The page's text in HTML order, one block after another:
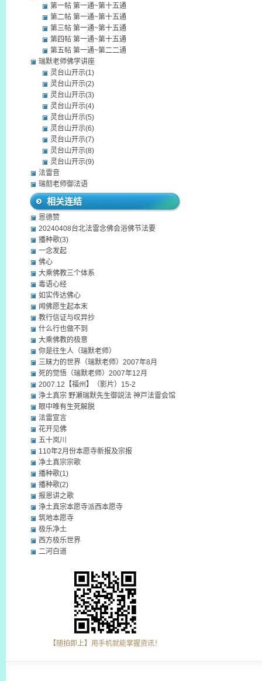
第一帖 第一通~第十五通
第二帖 第一通~第十五通
第三帖 第一通~第十五通
第四帖 第一通~第十五通
第五帖 第一通~第二二通
瑞默老师佛学讲座
灵台山开示(1)
灵台山开示(2)
灵台山开示(3)
灵台山开示(4)
灵台山开示(5)
灵台山开示(6)
灵台山开示(7)
灵台山开示(8)
灵台山开示(9)
法雷音
瑞劎老师御法语
相关连结
恩德赞
20240408台北法雷念佛会浴佛节法要
播种歌(3)
一念发起
佛心
大乘佛教三个体系
毒语心经
如实传达佛心
闻佛愿生起本末
教行信证与叹异抄
什么行也做不到
大乘佛教的极意
你是往生人（瑞默老师）
三昧力的世界（瑞默老师）2007年8月
死的觉悟（瑞默老师）2007年12月
2007.12【福州】（影片）15-2
浄土真宗 野瀬瑞默先生御説法 神戸法雷会馆
眼中唯有生死解脱
法雷宣言
花开见佛
五十岚川
110年2月份本愿寺新报及宗报
净土真宗宗歌
播种歌(1)
播种歌(2)
报恩讲之歌
浄土真宗本愿寺派西本愿寺
筑地本愿寺
极乐净土
西方极乐世界
二河白道
【随拍即上】用手机就能掌握资讯！